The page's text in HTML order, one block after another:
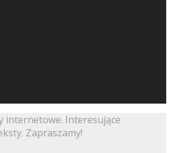
internetowe. Interesujące
Zapraszamy!